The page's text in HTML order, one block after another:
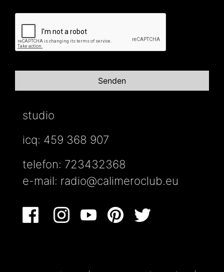
studio
icq: 459 368 907
telefon: 723432368
e-mail: radio@calimeroclub.eu